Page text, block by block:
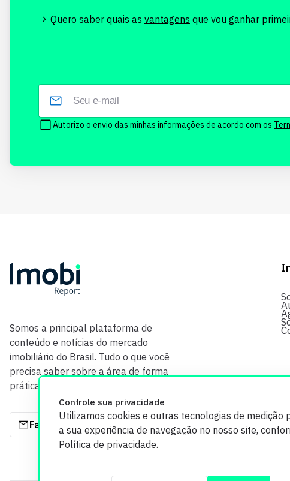
Controle sua privacidade
Utilizamos cookies e outras tecnologias de medição
a sua experiência de navegação no nosso site,
Política de privacidade.
Quero saber quais as vantagens que vou ganhar
Autorizo o envio das minhas informações de acordo com os
Somos a principal plataforma de
conteúdo e notícias do mercado
imobiliário do Brasil. Tudo o que você
precisa saber sobre a área de forma
prática e com credibilidade.
Fale com a gente